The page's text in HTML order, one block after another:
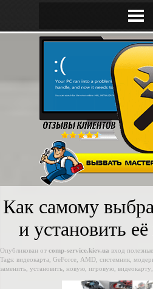
Как самому
и установить
Опубликован от comp-service.kiev.ua вход
Tags: видеокарта GeForce AMD системник
заменить установить новую игровую видеокарту